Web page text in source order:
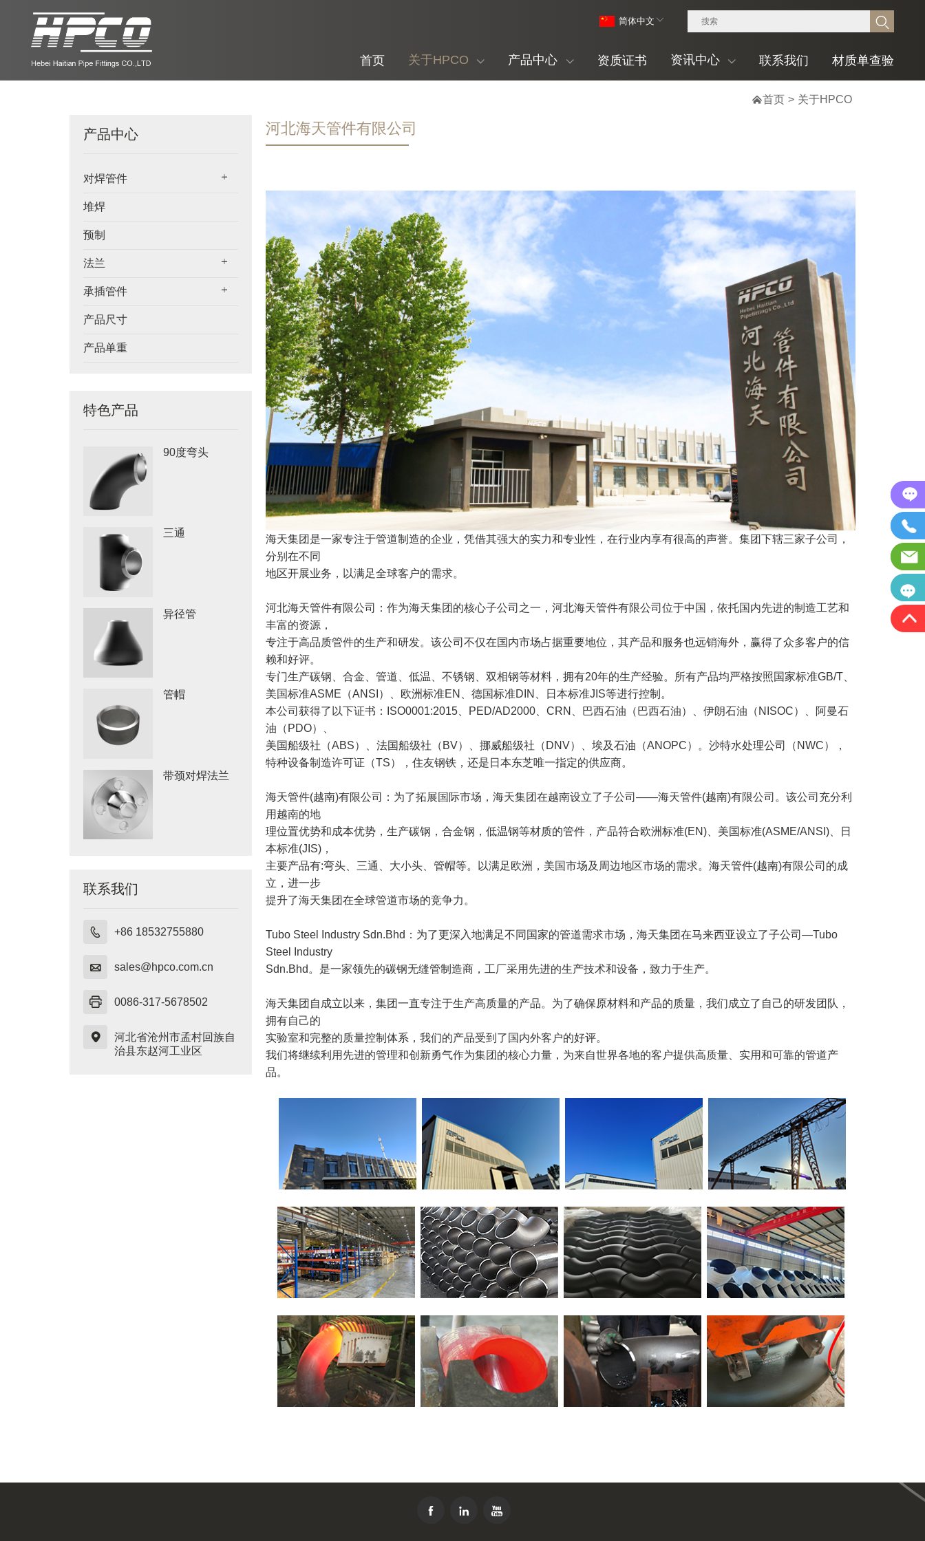
首页 关于HPCO 产品中心 资质证书 资讯中心 联系我们 材质单查验
简体中文
首页 > 关于HPCO
产品中心
对焊管件
堆焊
预制
法兰
承插管件
产品尺寸
产品单重
特色产品
90度弯头
三通
异径管
管帽
带颈对焊法兰
联系我们
 +86 18532755880
 sales@hpco.com.cn
 0086-317-5678502

河北省沧州市孟村回族自
治县东赵河工业区
河北海天管件有限公司
海天集团是一家专注于管道制造的企业，凭借其强大的实力和专业性，在行业内享有很高的声誉。集团下辖三家子公司，
分别在不同
地区开展业务，以满足全球客户的需求。
河北海天管件有限公司：作为海天集团的核心子公司之一，河北海天管件有限公司位于中国，依托国内先进的制造工艺和
丰富的资源，
专注于高品质管件的生产和研发。该公司不仅在国内市场占据重要地位，其产品和服务也远销海外，赢得了众多客户的信
赖和好评。
专门生产碳钢、合金、管道、低温、不锈钢、双相钢等材料，拥有20年的生产经验。所有产品均严格按照国家标准GB/T、
美国标准ASME（ANSI）、欧洲标准EN、德国标准DIN、日本标准JIS等进行控制。
本公司获得了以下证书：ISO0001:2015、PED/AD2000、CRN、巴西石油（巴西石油）、伊朗石油（NISOC）、阿曼石
油（PDO）、
美国船级社（ABS）、法国船级社（BV）、挪威船级社（DNV）、埃及石油（ANOPC）。沙特水处理公司（NWC），
特种设备制造许可证（TS），住友钢铁，还是日本东芝唯一指定的供应商。
海天管件(越南)有限公司：为了拓展国际市场，海天集团在越南设立了子公司——海天管件(越南)有限公司。该公司充分利
用越南的地
理位置优势和成本优势，生产碳钢，合金钢，低温钢等材质的管件，产品符合欧洲标准(EN)、美国标准(ASME/ANSI)、日
本标准(JIS)，
主要产品有:弯头、三通、大小头、管帽等。以满足欧洲，美国市场及周边地区市场的需求。海天管件(越南)有限公司的成
立，进一步
提升了海天集团在全球管道市场的竞争力。
Tubo Steel Industry Sdn.Bhd：为了更深入地满足不同国家的管道需求市场，海天集团在马来西亚设立了子公司—Tubo
Steel Industry
Sdn.Bhd。 是一家领先的碳钢无缝管制造商，工厂采用先进的生产技术和设备，致力于生产。
海天集团自成立以来，集团一直专注于生产高质量的产品。为了确保原材料和产品的质量，我们成立了自己的研发团队，
拥有自己的
实验室和完整的质量控制体系，我们的产品受到了国内外客户的好评。
我们将继续利用先进的管理和创新勇气作为集团的核心力量，为来自世界各地的客户提供高质量、实用和可靠的管道产
品。
  